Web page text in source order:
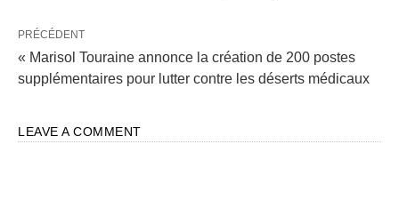
PRÉCÉDENT
« Marisol Touraine annonce la création de 200 postes
supplémentaires pour lutter contre les déserts médicaux
LEAVE A COMMENT